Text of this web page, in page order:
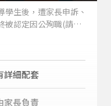
學生後，遭家長申訴、
被認定因公殉職(請見
生嗎？
詳細配套
家長負責